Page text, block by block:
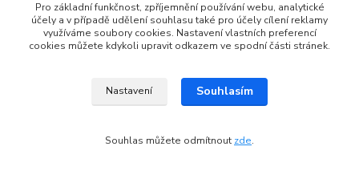
Pro základní funkčnost, zpříjemnění používání webu, analytické
účely a v případě udělení souhlasu také pro účely cílení reklamy
využíváme soubory cookies. Nastavení vlastních preferencí
cookies můžete kdykoli upravit odkazem ve spodní části stránek.
Nastavení Souhlasím
Souhlas můžete odmítnout zde.